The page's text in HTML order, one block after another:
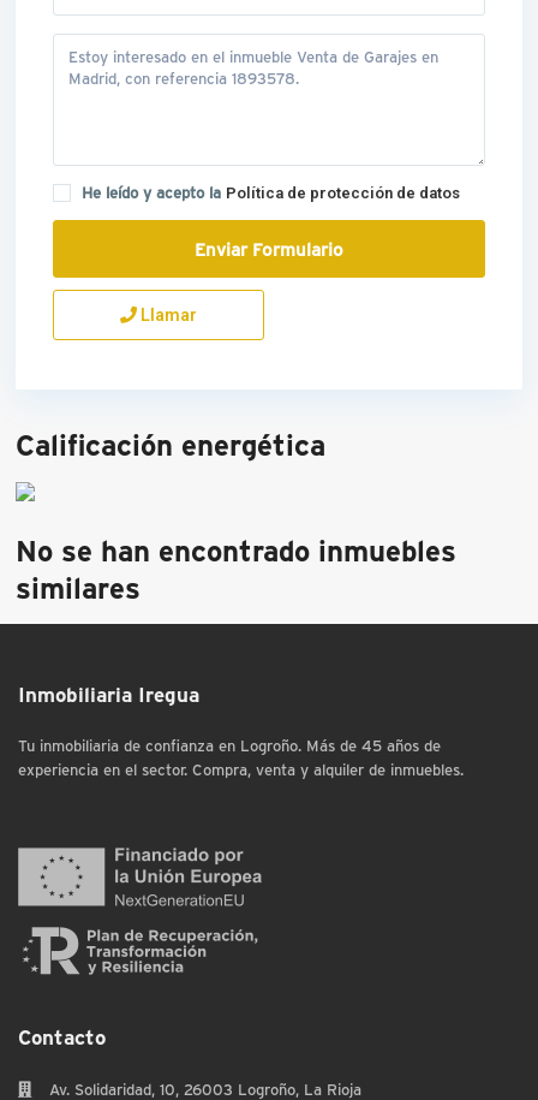
He leído y acepto la Política de protección de datos
Llamar
Calificación energética
No se han encontrado inmuebles
similares
Inmobiliaria Iregua
Tu inmobiliaria de confianza en Logroño. Más de 45 años de
experiencia en el sector. Compra, venta y alquiler de inmuebles.
Contacto
Av. Solidaridad, 10, 26003 Logroño, La Rioja